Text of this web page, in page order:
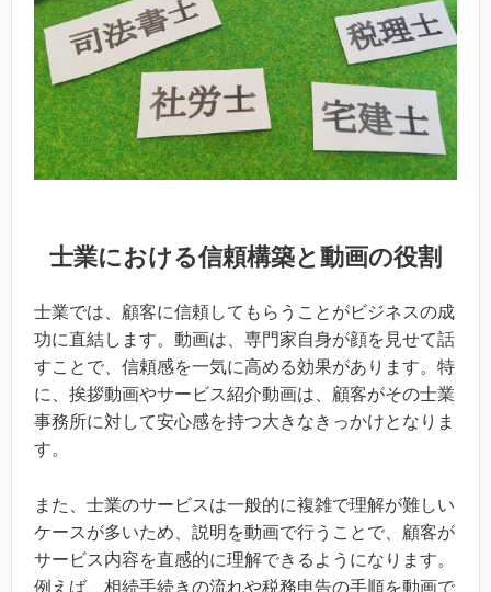
士業における信頼構築と動画の役割
士業では、顧客に信頼してもらうことがビジネスの成
功に直結します。動画は、専門家自身が顔を見せて話
すことで、信頼感を一気に高める効果があります。特
に、挨拶動画やサービス紹介動画は、顧客がその士業
事務所に対して安心感を持つ大きなきっかけとなりま
す。
また、士業のサービスは一般的に複雑で理解が難しい
ケースが多いため、説明を動画で行うことで、顧客が
サービス内容を直感的に理解できるようになります。
例えば、相続手続きの流れや税務申告の手順を動画で